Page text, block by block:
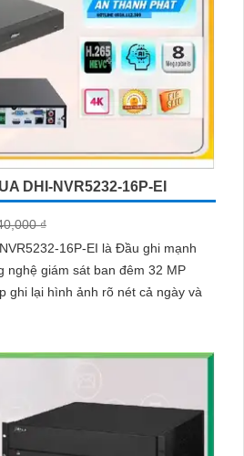
DHI-NVR5232-16P-EI
₫
16P-EI là Đầu ghi mạnh
ghi lại hình ảnh rõ nét cả ngày và